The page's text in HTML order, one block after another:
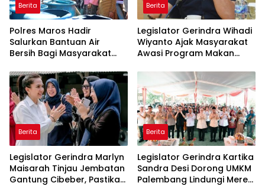
Berita
Polres Maros Hadir
Salurkan Bantuan Air
Bersih Bagi Masyarakat
Di Maros
Berita
Legislator Gerindra Wihadi
Wiyanto Ajak Masyarakat
Awasi Program Makan
Sasaran
Berita
Legislator Gerindra Marlyn
Maisarah Tinjau Jembatan
Gantung Cibeber, Pastikan
Berita
Legislator Gerindra Kartika
Sandra Desi Dorong UMKM
Palembang Lindungi Merek